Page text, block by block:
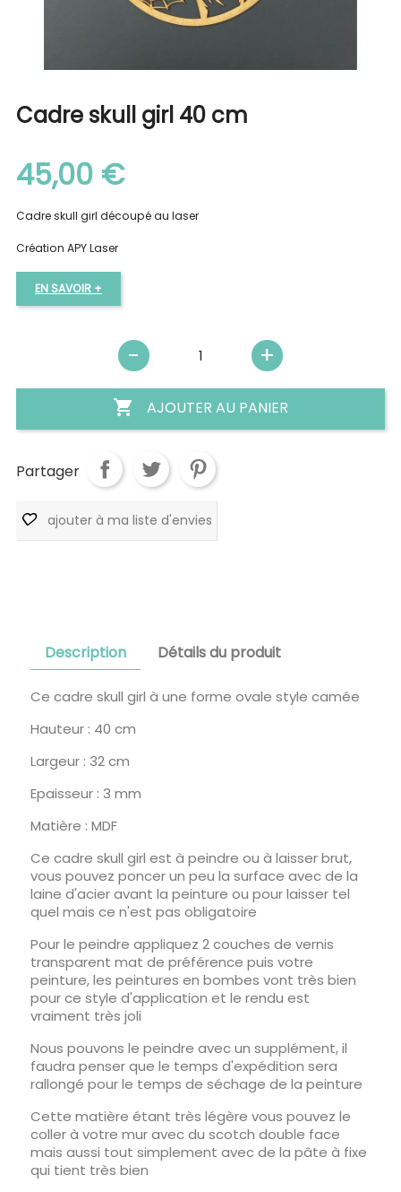
Cadre skull girl 40 cm
45,00 €
Cadre skull girl découpé au laser
Création APY Laser
EN SAVOIR +
 AJOUTER AU PANIER
Partager
ajouter à ma liste d'envies
Description Détails du produit
Ce cadre skull girl à une forme ovale style camée
Hauteur : 40 cm
Largeur : 32 cm
Epaisseur : 3 mm
Matière : MDF
Ce cadre skull girl est à peindre ou à laisser brut,
vous pouvez poncer un peu la surface avec de la
laine d'acier avant la peinture ou pour laisser tel
quel mais ce n'est pas obligatoire
Pour le peindre appliquez 2 couches de vernis
transparent mat de préférence puis votre
peinture, les peintures en bombes vont très bien
pour ce style d'application et le rendu est
vraiment très joli
Nous pouvons le peindre avec un supplément, il
faudra penser que le temps d'expédition sera
rallongé pour le temps de séchage de la peinture
Cette matière étant très légère vous pouvez le
coller à votre mur avec du scotch double face
mais aussi tout simplement avec de la pâte à fixe
qui tient très bien